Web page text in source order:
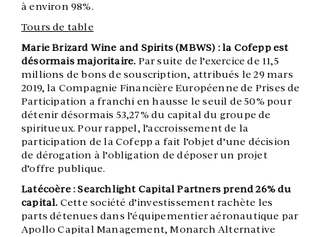
à environ 98%.
Tours de table
Marie Brizard Wine and Spirits (MBWS) : la Cofepp est
désormais majoritaire. Par suite de l’exercice de 11,5
millions de bons de souscription, attribués le 29 mars
2019, la Compagnie Financière Européenne de Prises de
Participation a franchi en hausse le seuil de 50% pour
détenir désormais 53,27% du capital du groupe de
spiritueux. Pour rappel, l’accroissement de la
participation de la Cofepp a fait l’objet d’une décision
de dérogation à l’obligation de déposer un projet
d’offre publique.
Latécoère : Searchlight Capital Partners prend 26% du
capital. Cette société d’investissement rachète les
parts détenues dans l’équipementier aéronautique par
Apollo Capital Management, Monarch Alternative